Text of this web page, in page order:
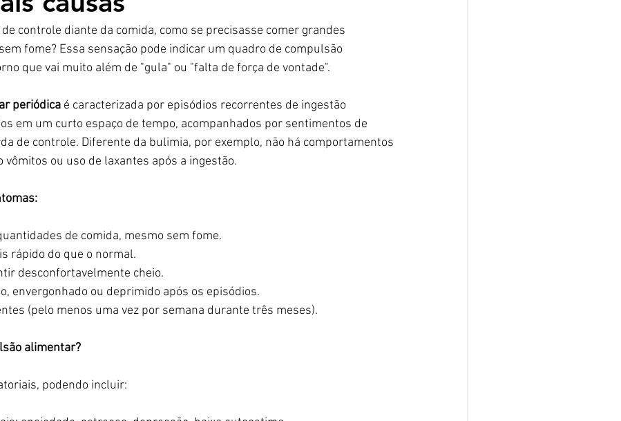
controle diante da comida, como se precisasse comer grandes
fome? Essa sensação pode indicar um quadro de compulsão
que vai muito além de "gula" ou "falta de força de vontade".
periódica é caracterizada por episódios recorrentes de ingestão
em um curto espaço de tempo, acompanhados por sentimentos de
de controle. Diferente da bulimia, por exemplo, não há comportamentos
vômitos ou uso de laxantes após a ingestão.
de comida, mesmo sem fome.
rápido do que o normal.
desconfortavelmente cheio.
envergonhado ou deprimido após os episódios.
(pelo menos uma vez por semana durante três meses).
alimentar?
podendo incluir: